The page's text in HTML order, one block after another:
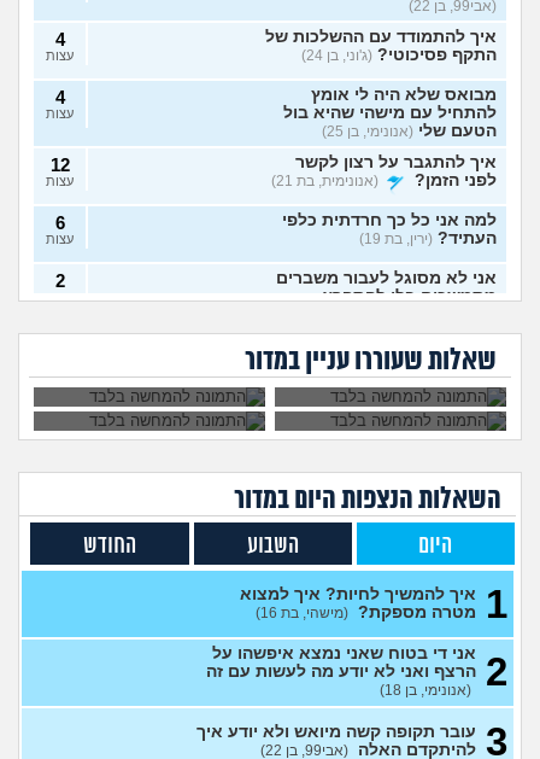
(אבי99, בן 22)
איך להתמודד עם ההשלכות של
התקף פסיכוטי? (ג'וני, בן 24)
4
עצות
מבואס שלא היה לי אומץ
להתחיל עם מישהי שהיא בול
הטעם שלי (אנונימי, בן 25)
4
עצות
איך להתגבר על רצון לקשר
לפני הזמן?
(אנונימית, בת 21)
12
עצות
למה אני כל כך חרדתית כלפי
העתיד? (ירין, בת 19)
6
עצות
אני לא מסוגל לעבור משברים
מתמשכים בלי להתפרץ
2
בעלי חסר רגשות באופן מדאיג
(אנונימית, בת 33)
מרגיש תקוע בחיים, איך
להתמודד? (zak, בן 25)
2
(אנוני, בת 18)
איך לספר לבן זוג שלי על
תקיפה מינית?
5
אני כבר לא נער. והזמן טס
למה אני לא מקבל את זה שאני
כבר לא ילד יותר? (היו זמנים
חושב להתאשפז *שוב* מרצון,
או לשכב באמצע הרחוב
(asdasd, בן 30)
מה לדעתכם אני צריך לעשות?
שאלות שעוררו עניין במדור
הגיוני שפסיכיאטר
מה קורה אם עוברים
בלילה?
גיליתי שאני סובל מ
OCD, איך להתמודד
עם הדיכאון?
למי אפשר לפנות כדי
במדינת ישראל? אבל
באמת?
השאלות הנצפות היוםבמדור
היום השבוע החודש
1
איך להמשיך לחיות? איך למצוא
מטרה מספקת? (מישהי, בת 16)
2
אני די בטוח שאני נמצא איפשהו על
הרצף ואני לא יודע מה לעשות עם זה
(אנונימי, בן 18)
3 עובר תקופה קשה מיואש ולא יודע איך
להיתקדם האלה (אבי99, בן 22)